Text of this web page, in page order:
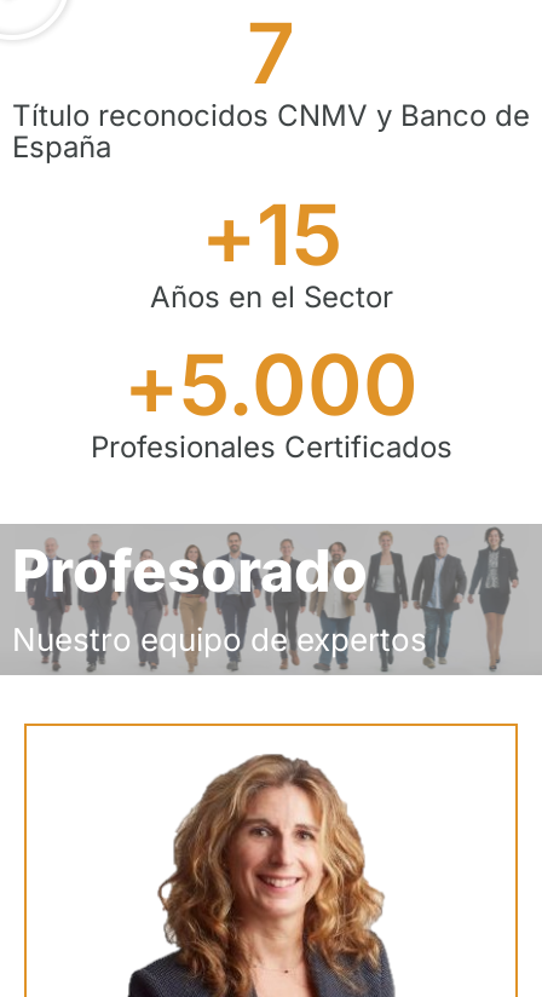
Título reconocidos CNMV y Banco de
España
7
Años en el Sector
+15
Profesionales Certificados
+5.000
Profesorado
Nuestro equipo de expertos